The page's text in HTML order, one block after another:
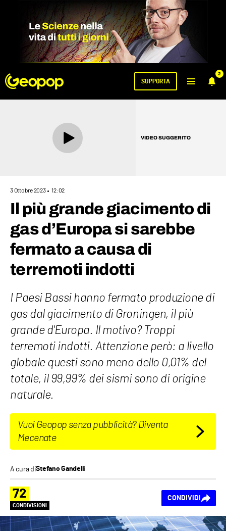
2
SUPPORTA
VIDEO SUGGERITO
3 Ottobre 2023 12:02
Il più grande giacimento di
gas d’Europa si sarebbe
fermato a causa di
terremoti indotti
I Paesi Bassi hanno fermato produzione di
gas dal giacimento di Groningen, il più
grande d'Europa. Il motivo? Troppi
terremoti indotti. Attenzione però: a livello
globale questi sono meno dello 0,01% del
totale, il 99,99% dei sismi sono di origine
naturale.
Vuoi Geopop senza pubblicità? Diventa
Mecenate
A cura diStefano Gandelli
72
CONDIVISIONI
CONDIVIDI